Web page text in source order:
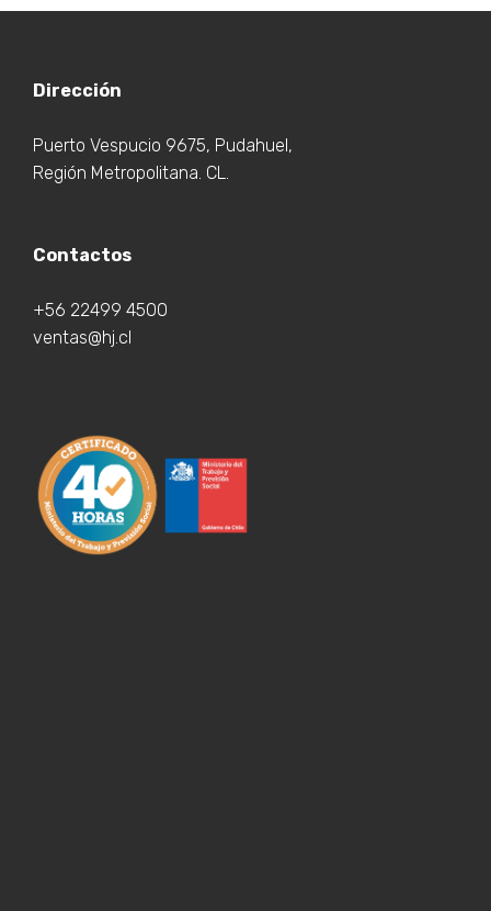
Dirección
Puerto Vespucio 9675, Pudahuel,
Región Metropolitana. CL.
Contactos
+56 22499 4500
ventas@hj.cl